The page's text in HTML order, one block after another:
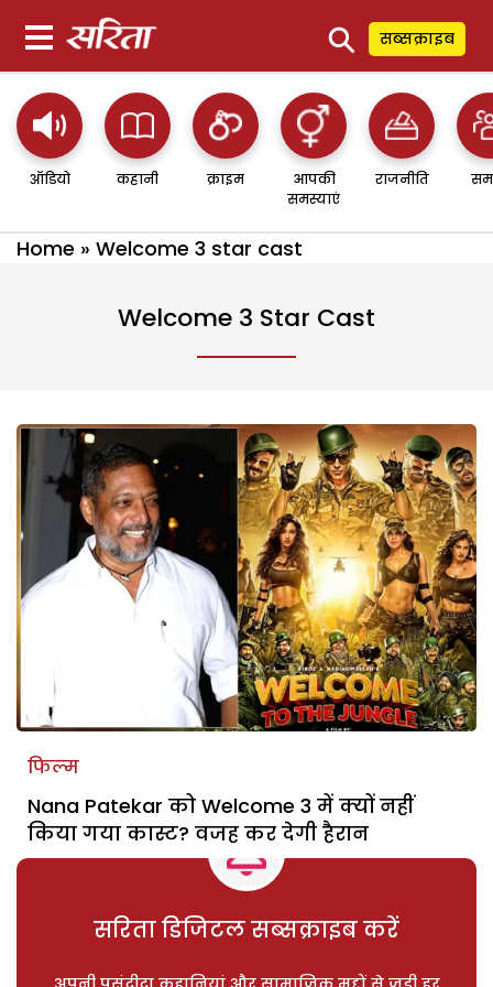
⚲ सब्सक्राइब
ऑडियो कहानी क्राइम
आपकी
समस्याएं
राजनीति
Home » Welcome 3 star cast
Welcome 3 Star Cast
फिल्म
Nana Patekar को Welcome 3 में क्यों नहीं
किया गया कास्ट? वजह कर देगी हैरान
सरिता डिजिटल सब्सक्राइब करें